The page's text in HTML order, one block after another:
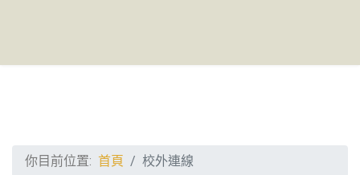
你目前位置: 首頁 校外連線